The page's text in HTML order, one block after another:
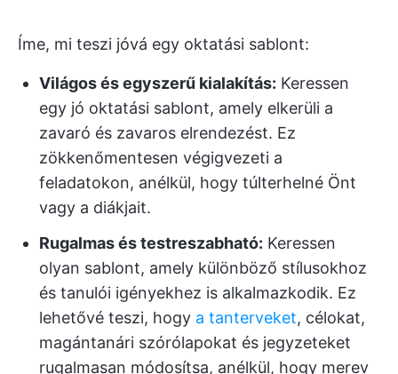
Íme, mi teszi jóvá egy oktatási sablont:
Világos és egyszerű kialakítás: Keressen
egy jó oktatási sablont, amely elkerüli a
zavaró és zavaros elrendezést. Ez
zökkenőmentesen végigvezeti a
feladatokon, anélkül, hogy túlterhelné Önt
vagy a diákjait.
Rugalmas és testreszabható: Keressen
olyan sablont, amely különböző stílusokhoz
és tanulói igényekhez is alkalmazkodik. Ez
lehetővé teszi, hogy a tanterveket, célokat,
magántanári szórólapokat és jegyzeteket
rugalmasan módosítsa, anélkül, hogy merev